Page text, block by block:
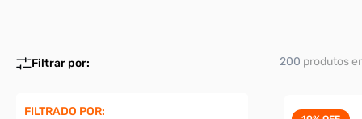
FILTRADO POR:
200 produtos
10º presto